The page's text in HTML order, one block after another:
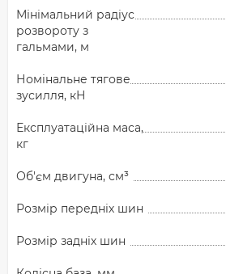
Мінімальний радіус
розвороту з
гальмами, м
Номінальне тягове
зусилля, кН
Експлуатаційна маса,
кг
Об'єм двигуна, см³
Розмір передніх шин
Розмір задніх шин